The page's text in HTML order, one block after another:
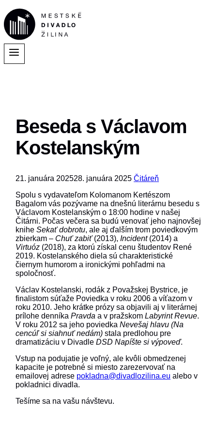
Beseda s Václavom
Kostelanským
21. januára 202528. januára 2025 Čitáreň
Spolu s vydavateľom Kolomanom Kertészom
Bagalom vás pozývame na dnešnú literárnu besedu s
Václavom Kostelanským o 18:00 hodine v našej
Čitárni. Počas večera sa budú venovať jeho najnovšej
knihe Sekať dobrotu, ale aj ďalším trom poviedkovým
zbierkam – Chuť zabiť(2013), Incident(2014) a
Virtuóz (2018), za ktorú získal cenu študentov René
2019. Kostelanského diela sú charakteristické
čiernym humorom a ironickými pohľadmi na
spoločnosť.
Václav Kostelanski, rodák z Považskej Bystrice, je
finalistom súťaže Poviedka v roku 2006 a víťazom v
roku 2010. Jeho krátke prózy sa objavili aj v literárnej
prílohe denníka Pravda a v pražskom Labyrint Revue.
V roku 2012 sa jeho poviedka Nevešaj hlavu (Na
cencúľ si siahnuť nedám) stala predlohou pre
dramatizáciu v Divadle DSD Napíšte si výpoveď.
Vstup na podujatie je voľný, ale kvôli obmedzenej
kapacite je potrebné si miesto zarezervovať na
emailovej adrese pokladna@divadlozilina.eu alebo v
pokladnici divadla.
Tešíme sa na vašu návštevu.